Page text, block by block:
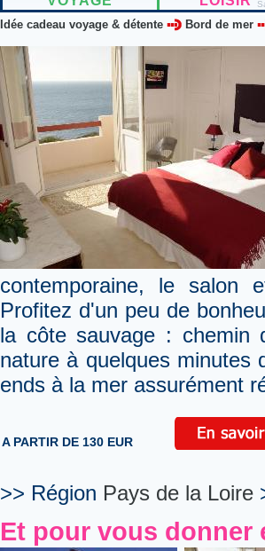
Idée cadeau voyage & détente Bord de mer
contemporaine, le salon
Profitez d'un peu de
la côte sauvage : chemin
nature à quelques minutes
ends à la mer assurément
A PARTIR DE 130 EUR
>> Région Pays de la Loire
Et pour vous donner